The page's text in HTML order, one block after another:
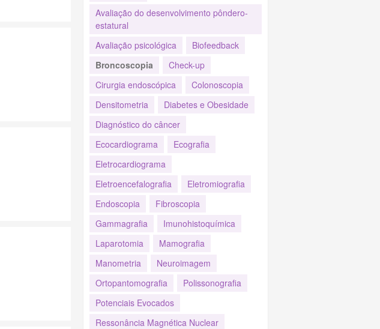
Avaliação do desenvolvimento pôndero-
estatural
Avaliação psicológica
Biofeedback
Broncoscopia
Check-up
Cirurgia endoscópica
Colonoscopia
Densitometria
Diabetes e Obesidade
Diagnóstico do câncer
Ecocardiograma
Ecografia
Eletrocardiograma
Eletroencefalografia
Eletromiografia
Endoscopia
Fibroscopia
Gammagrafia
Imunohistoquímica
Laparotomia
Mamografia
Manometria
Neuroimagem
Ortopantomografia
Polissonografia
Potenciais Evocados
Ressonância Magnética Nuclear